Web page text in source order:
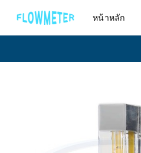
หน้าหลัก